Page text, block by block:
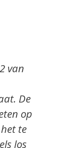
van
De
op
te
los